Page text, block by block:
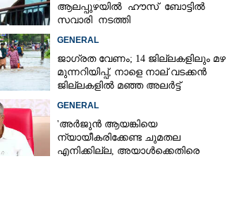
ആലപ്പുഴയിൽ ഹൗസ് ബോട്ടിൽ
സവാരി നടത്തി
GENERAL
ജാഗ്രത വേണം; 14 ജില്ലകളിലും മഴ
മുന്നറിയിപ്പ്, നാളെ നാല് വടക്കൻ
ജില്ലകളിൽ മഞ്ഞ അലർട്ട്
GENERAL
'അർജുൻ ആയങ്കിയെ
ന്യായീകരിക്കേണ്ട ചുമതല
എനിക്കില്ല, അയാൾക്കെതിരെ